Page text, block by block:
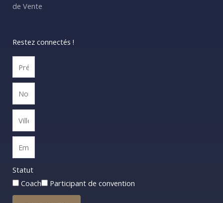
de Vente
Restez connectés !
Statut
Coach
Participant de convention